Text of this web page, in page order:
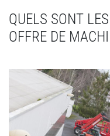
QUELS SONT
OFFRE DE